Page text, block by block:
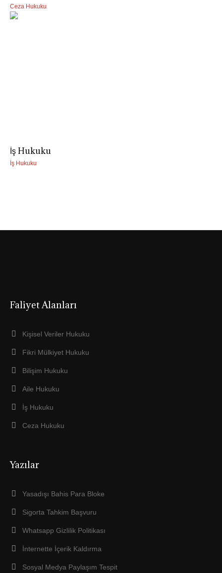
Ceza Hukuku
İş Hukuku
İş Hukuku
Faliyet Alanları
Kişisel Veriler Hukuku
Fikri Mülkiyet Hukuku
Bilişim Hukuku
Aile Hukuku
İş Hukuku
Ceza Hukuku
Yazılar
Yasadışı Bahis Para Bloke
Sigorta Tahkim Başvuru
Whatsapp Gizlilik Politikası
İnternette İçerik Kaldırma
Sosyal Medya Paylaşım Tespit